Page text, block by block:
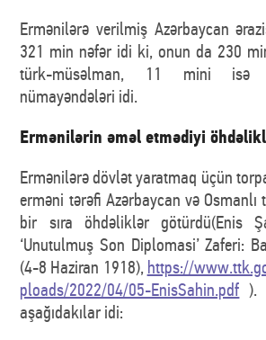
Ermənilərə verilmiş Azərbaycan
321 min nəfər idi ki, onun da 230
türk-müsəlman, 11 mini isə
nümayəndələri idi.
Ermənilərin əməl etmədiyi
Ermənilərə dövlət yaratmaq üçün
erməni tərəfi Azərbaycan və Osmanlı
bir sıra öhdəliklər götürdü(Enis
‘Unutulmuş Son Diplomasi’ Zaferi:
(4-8 Haziran 1918), https://
ploads/2022/04/05-EnisSahin.pdf ).
aşağıdakılar idi: